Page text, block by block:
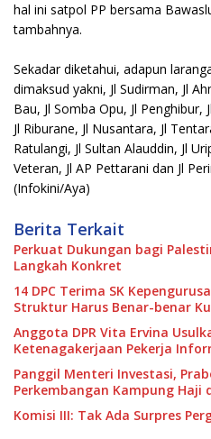
hal ini satpol PP bersama
tambahnya.
Sekadar diketahui, adapun
dimaksud yakni, Jl Sudirman, Jl
Bau, Jl Somba Opu, Jl Penghibur,
Jl Riburane, Jl Nusantara, Jl
Ratulangi, Jl Sultan Alauddin, Jl
Veteran, Jl AP Pettarani dan Jl
(Infokini/Aya)
Berita Terkait
Perkuat Dukungan bagi
Langkah Konkret
14 DPC Terima SK
Struktur Harus Benar-benar
Anggota DPR Vita Ervina
Ketenagakerjaan Pekerja
Panggil Menteri Investasi,
Perkembangan Kampung Haji
Komisi III: Tak Ada Surpres